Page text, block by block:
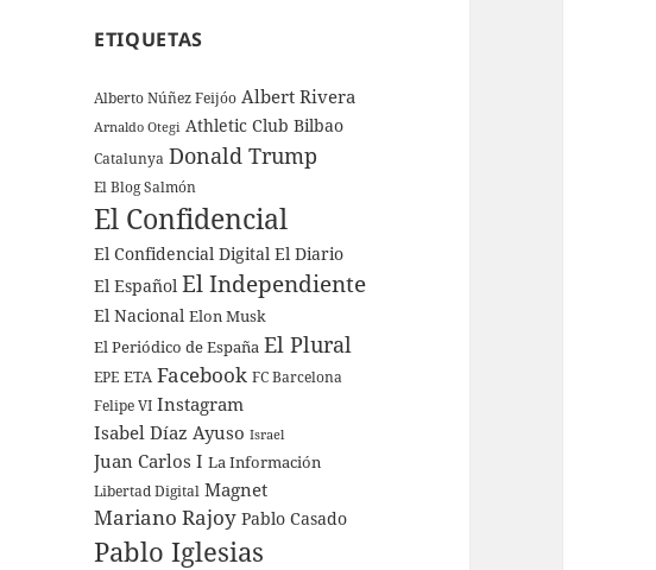
ETIQUETAS
Alberto Núñez Feijóo Albert Rivera
Arnaldo Otegi Athletic Club Bilbao
Catalunya Donald Trump
El Blog Salmón
El Confidencial
El Confidencial Digital El Diario
El Español El Independiente
El Nacional Elon Musk
El Periódico de España El Plural
EPE ETA Facebook FC Barcelona
Felipe VI Instagram
Isabel Díaz Ayuso Israel
Juan Carlos I La Información
Libertad Digital Magnet
Mariano Rajoy Pablo Casado
Pablo Iglesias